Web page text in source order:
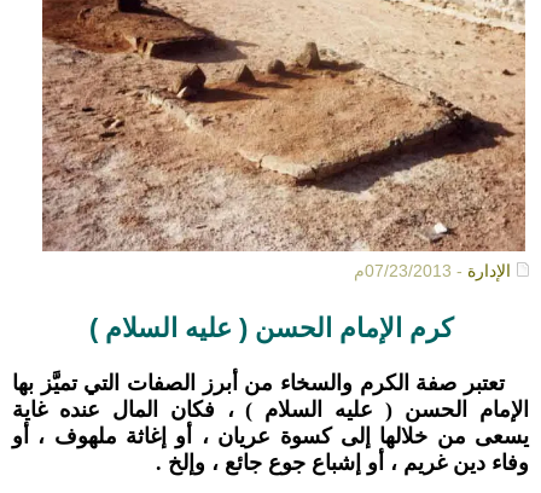
الإدارة - 07/23/2013م
كرم الإمام الحسن ( عليه السلام )
تعتبر صفة الكرم والسخاء من أبرز الصفات التي تميَّز بها
الإمام الحسن ( عليه السلام ) ، فكان المال عنده غاية
يسعى من خلالها إلى كسوة عريان ، أو إغاثة ملهوف ، أو
وفاء دين غريم ، أو إشباع جوع جائع ، وإلخ .